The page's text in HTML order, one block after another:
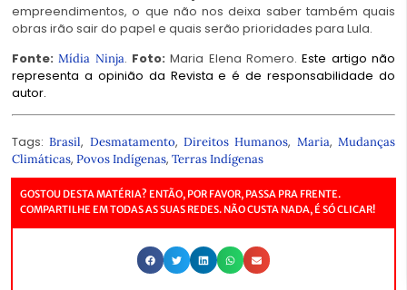
empreendimentos, o que não nos deixa saber também quais
obras irão sair do papel e quais serão prioridades para Lula.
Fonte: Mídia Ninja. Foto: Maria Elena Romero.Este artigo não
representa a opinião da Revista e é de responsabilidade do
autor.
Tags:Brasil, Desmatamento,Direitos Humanos, Maria,Mudanças
Climáticas, Povos Indígenas, Terras Indígenas
GOSTOU DESTA MATÉRIA? ENTÃO, POR FAVOR, PASSA PRA FRENTE.
COMPARTILHE EM TODAS AS SUAS REDES. NÃO CUSTA NADA, É SÓ CLICAR!